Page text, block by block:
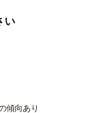
い
傾向あり